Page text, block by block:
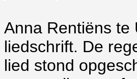
Anna Rentiëns te
liedschrift. De
lied stond